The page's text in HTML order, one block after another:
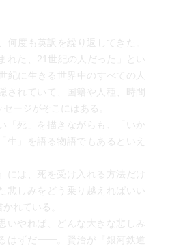
何度も英訳を繰り返してきた。
れた、21世紀の人だった」とい
紀に生きる世界中のすべての人
されていて、国籍や人種、時間
ージがそこにはある。
「死」を描きながらも、「いか
生」を語る物語でもあるといえ
には、死を受け入れる方法だけ
悲しみをどう乗り越えればいい
れている。
いやれば、どんな大きな悲しみ
はずだ━━。賢治が『銀河鉄道